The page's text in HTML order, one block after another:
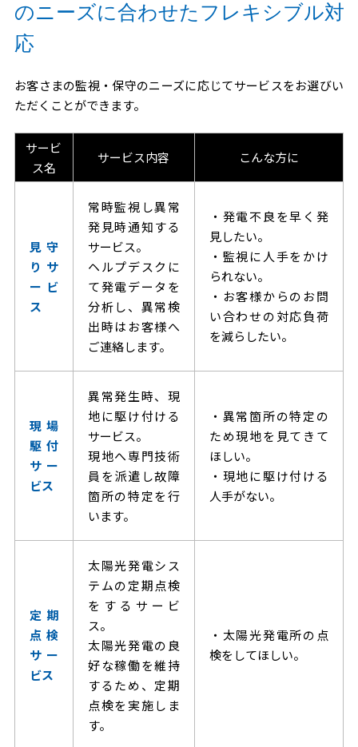
のニーズに合わせたフレキシブル対
応
お客さまの監視・保守のニーズに応じてサービスをお選びい
ただくことができます。
サービ
ス名
サービス内容 こんな方に
見守
りサ
ービ
ス
常時監視し異常
発見時通知する
サービス。
ヘルプデスクに
て発電データを
分析し、異常検
出時はお客様へ
ご連絡します。
・発電不良を早く発
見したい。
・監視に人手をかけ
られない。
・お客様からのお問
い合わせの対応負荷
を減らしたい。
現場
駆付
サー
ビス
異常発生時、現
地に駆け付ける
サービス。
現地へ専門技術
員を派遣し故障
箇所の特定を行
います。
・異常箇所の特定の
ため現地を見てきて
ほしい。
・現地に駆け付ける
人手がない。
定期
点検
サー
ビス
太陽光発電シス
テムの定期点検
をするサービ
ス。
太陽光発電の良
好な稼働を維持
するため、定期
点検を実施しま
す。
・太陽光発電所の点
検をしてほしい。